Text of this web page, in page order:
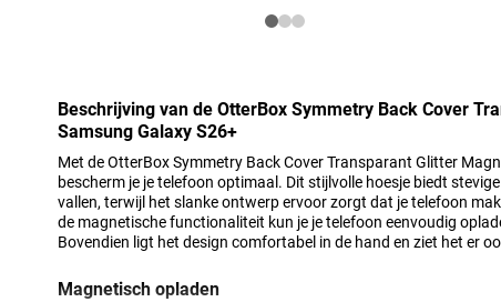
Beschrijving van de OtterBox Symmetry Back Cover
Samsung Galaxy S26+
Met de OtterBox Symmetry Back Cover Transparant Glitter
bescherm je je telefoon optimaal. Dit stijlvolle hoesje biedt
vallen, terwijl het slanke ontwerp ervoor zorgt dat je telefoon
de magnetische functionaliteit kun je je telefoon eenvoudig
Bovendien ligt het design comfortabel in de hand en ziet het er
Magnetisch opladen